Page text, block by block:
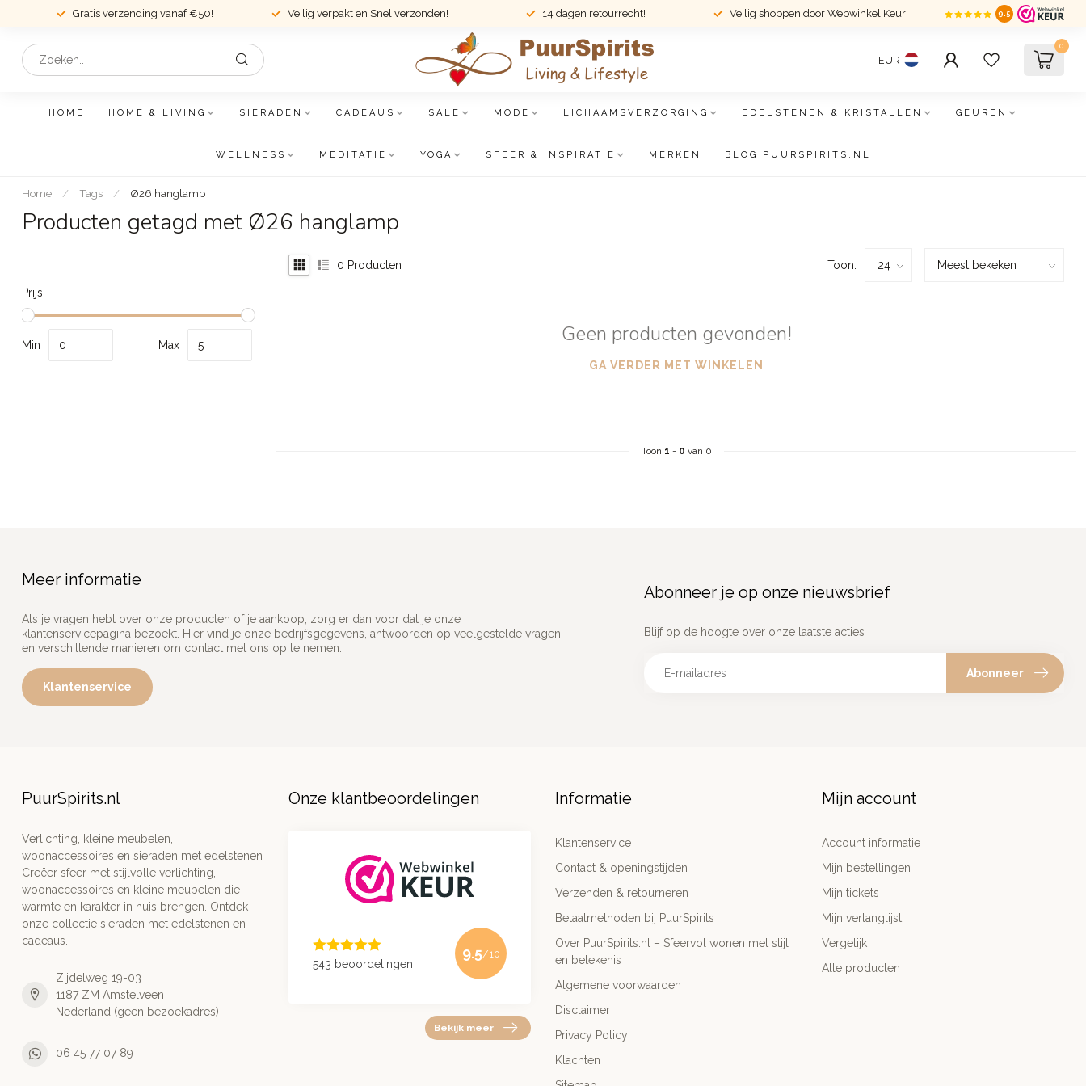
Gratis verzending vanaf €50! Veilig verpakt en Snel verzonden! 14 dagen retourrecht! Veilig shoppen door Webwinkel Keur! 9.5
EUR
0
HOME HOME & LIVING SIERADEN CADEAUS SALE MODE LICHAAMSVERZORGING EDELSTENEN & KRISTALLEN GEUREN
WELLNESS MEDITATIE YOGA SFEER & INSPIRATIE MERKEN BLOG PUURSPIRITS.NL
Home / Tags / Ø26 hanglamp
Producten getagd met Ø26 hanglamp
Prijs
Min Max
0 Producten Toon:
Geen producten gevonden!
GA VERDER MET WINKELEN
Toon 1 - 0 van 0
Meer informatie
Als je vragen hebt over onze producten of je aankoop, zorg er dan voor dat je onze
klantenservicepagina bezoekt. Hier vind je onze bedrijfsgegevens, antwoorden op veelgestelde vragen
en verschillende manieren om contact met ons op te nemen.
Klantenservice
Abonneer je op onze nieuwsbrief
Blijf op de hoogte over onze laatste acties
Abonneer
PuurSpirits.nl
Verlichting, kleine meubelen,
woonaccessoires en sieraden met edelstenen
Creëer sfeer met stijlvolle verlichting,
woonaccessoires en kleine meubelen die
warmte en karakter in huis brengen. Ontdek
onze collectie sieraden met edelstenen en
cadeaus.
Zijdelweg 19-03
1187 ZM Amstelveen
Nederland (geen bezoekadres)
06 45 77 07 89
Onze klantbeoordelingen
543 beoordelingen
9.5/10
Bekijk meer
Informatie
Klantenservice
Contact & openingstijden
Verzenden & retourneren
Betaalmethoden bij PuurSpirits
Over PuurSpirits.nl – Sfeervol wonen met stijl
en betekenis
Algemene voorwaarden
Disclaimer
Privacy Policy
Klachten
Mijn account
Account informatie
Mijn bestellingen
Mijn tickets
Mijn verlanglijst
Vergelijk
Alle producten